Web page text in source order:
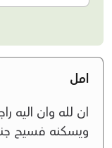
امل
ان لله وان اليه
ويسكنه فسيح